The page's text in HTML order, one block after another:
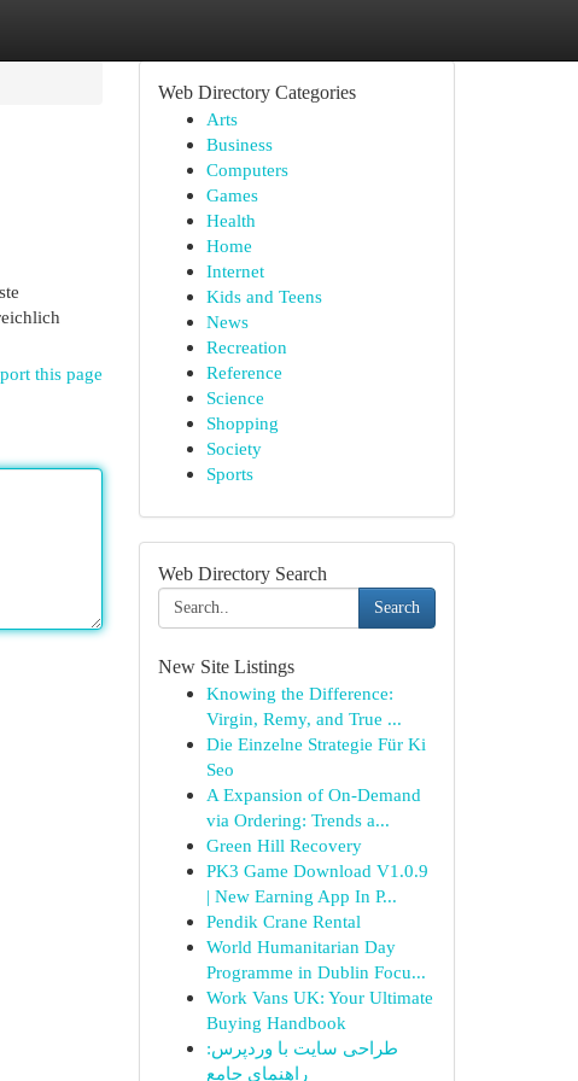
this page
Web Directory Categories
Arts
Business
Computers
Games
Health
Home
Internet
Kids and Teens
News
Recreation
Reference
Science
Shopping
Society
Sports
Web Directory Search
Search
New Site Listings
Knowing the Difference:
Virgin, Remy, and True ...
Die Einzelne Strategie Für Ki
Seo
A Expansion of On-Demand
via Ordering: Trends a...
Green Hill Recovery
PK3 Game Download V1.0.9
| New Earning App In P...
Pendik Crane Rental
World Humanitarian Day
Programme in Dublin Focu...
Work Vans UK: Your Ultimate
Buying Handbook
طراحی سایت با وردپرس:
راهنمای جامع